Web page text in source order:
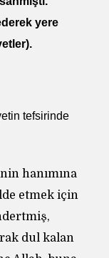
yere
tefsirinde
hanımına
etmek için
dul kalan